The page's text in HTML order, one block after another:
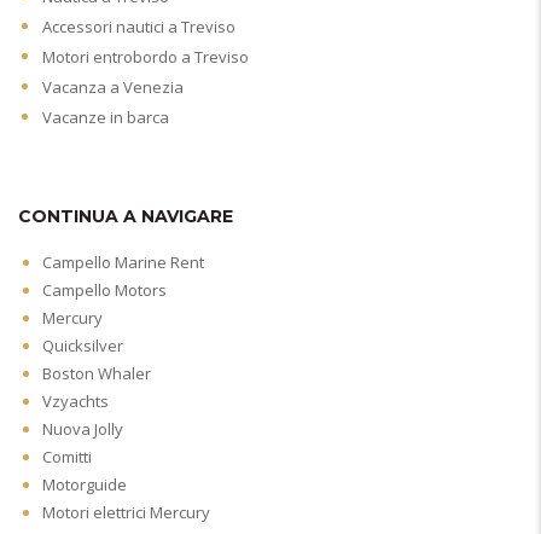
Accessori nautici a Treviso
Motori entrobordo a Treviso
Vacanza a Venezia
Vacanze in barca
CONTINUA A NAVIGARE
Campello Marine Rent
Campello Motors
Mercury
Quicksilver
Boston Whaler
Vzyachts
Nuova Jolly
Comitti
Motorguide
Motori elettrici Mercury